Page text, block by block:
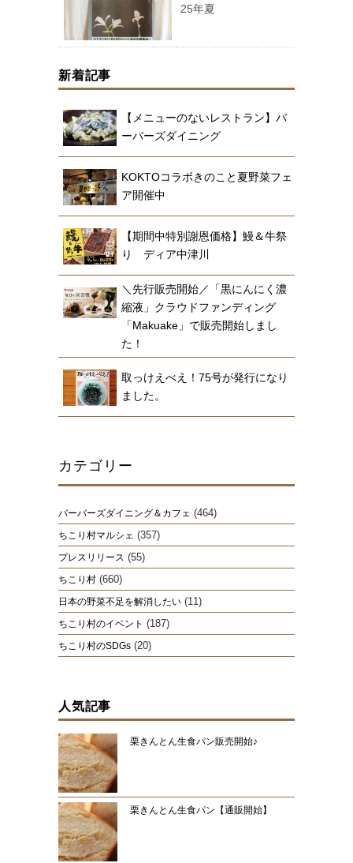
25年夏
新着記事
【メニューのないレストラン】バ
ーバーズダイニング
KOKTOコラボきのこと夏野菜フェ
ア開催中
【期間中特別謝恩価格】鰻＆牛祭
り ディア中津川
＼先行販売開始／「黒にんにく濃
縮液」クラウドファンディング
「Makuake」で販売開始しまし
た！
取っけえべえ！75号が発行になり
ました。
カテゴリー
バーバーズダイニング＆カフェ (464)
ちこり村マルシェ (357)
プレスリリース (55)
ちこり村 (660)
日本の野菜不足を解消したい (11)
ちこり村のイベント (187)
ちこり村のSDGs (20)
人気記事
栗きんとん生食パン販売開始♪
栗きんとん生食パン【通販開始】